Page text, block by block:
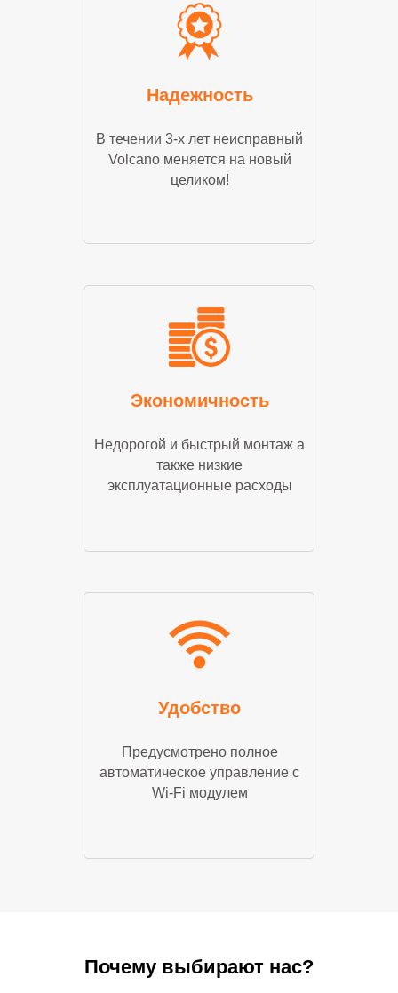
Надежность
Экономичность
Удобство
В течении 3-х лет неисправный
Volcano меняется на новый
целиком!
Недорогой и быстрый монтаж а
также низкие
эксплуатационные расходы
Предусмотрено полное
автоматическое управление с
Wi-Fi модулем
Почему выбирают нас?